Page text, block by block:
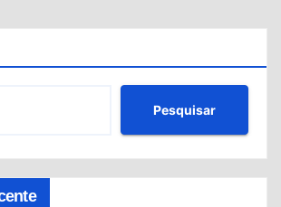
Pesquisar